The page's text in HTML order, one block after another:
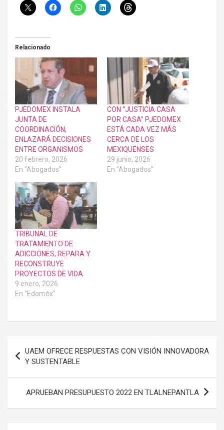
Relacionado
PJEDOMEX INSTALA
JUNTA DE
COORDINACIÓN,
ENLAZARÁ DECISIONES
ENTRE ORGANISMOS
20 febrero, 2026
En "Abogados"
CON “JUSTICIA CASA
POR CASA” PJEDOMEX
ESTÁ CADA VEZ MÁS
CERCA DE LOS
MEXIQUENSES
29 junio, 2026
En "Abogados"
TRIBUNAL DE
TRATAMIENTO DE
ADICCIONES, REPARA Y
RECONSTRUYE
PROYECTOS DE VIDA
9 enero, 2026
En "Edoméx"
de
entradas
UAEM OFRECE RESPUESTAS CON VISIÓN INNOVADORA
Y SUSTENTABLE
APRUEBAN PRESUPUESTO 2022 EN TLALNEPANTLA